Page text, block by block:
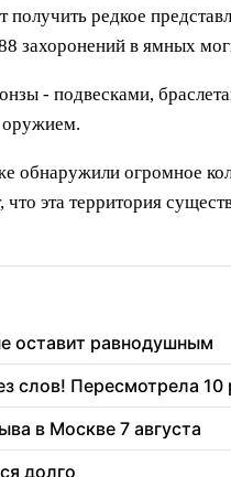
редкое
захоронений в ямных
- подвесками,
обнаружили огромное
эта территория
оставит равнодушным
слов! Пересмотрела 10
в Москве 7 августа
долго